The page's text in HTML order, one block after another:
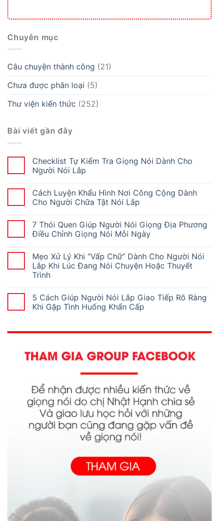
Chuyên mục
Câu chuyện thành công (21)
Chưa được phân loại (5)
Thư viện kiến thức (252)
Bài viết gần đây
Checklist Tự Kiểm Tra Giọng Nói Dành Cho
Người Nói Lắp
Cách Luyện Khẩu Hình Nơi Công Cộng Dành
Cho Người Chữa Tật Nói Lắp
7 Thói Quen Giúp Người Nói Giọng Địa Phương
Điều Chỉnh Giọng Nói Mỗi Ngày
Mẹo Xử Lý Khi “Vấp Chữ” Dành Cho Người Nói
Lắp Khi Lúc Đang Nói Chuyện Hoặc Thuyết
Trình
5 Cách Giúp Người Nói Lắp Giao Tiếp Rõ Ràng
Khi Gặp Tình Huống Khẩn Cấp